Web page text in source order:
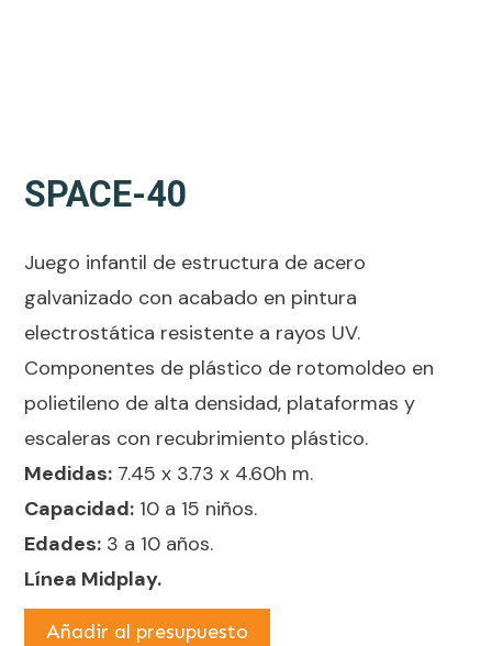
SPACE-40
Juego infantil de estructura de acero
galvanizado con acabado en pintura
electrostática resistente a rayos UV.
Componentes de plástico de rotomoldeo en
polietileno de alta densidad, plataformas y
escaleras con recubrimiento plástico.
Medidas: 7.45 x 3.73 x 4.60h m.
Capacidad: 10 a 15 niños.
Edades: 3 a 10 años.
Línea Midplay.
Añadir al presupuesto